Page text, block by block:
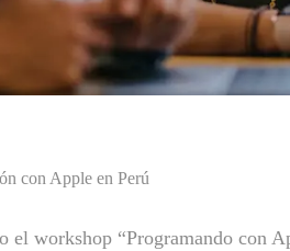
con Apple en Perú
el workshop “Programando con